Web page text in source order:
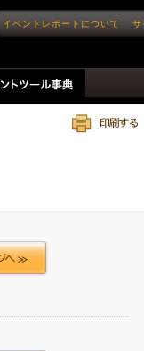
イベントレポートについて サ